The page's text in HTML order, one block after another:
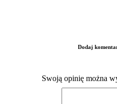
Dodaj
Swoją opinię można